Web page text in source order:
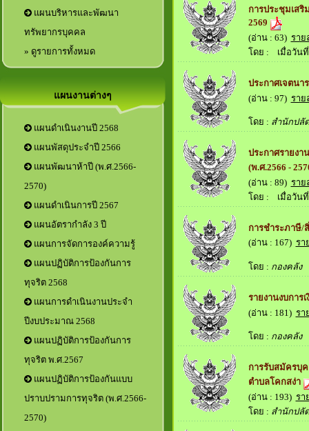
แผนบริหารและพัฒนา
ทรัพยากรบุคคล
» ดูรายการทั้งหมด
แผนงานต่างๆ
แผนดำเนินงานปี 2568
แผนพัสดุประจำปี 2566
แผนพัฒนาห้าปี (พ.ศ.2566-
2570)
แผนดำเนินการปี 2567
แผนอัตรากำลัง 3 ปี
แผนการจัดการองค์ความรู้
แผนปฏิบัติการป้องกันการ
ทุจริต 2568
แผนการดำเนินงานประจำ
ปีงบประมาณ 2568
แผนปฏิบัติการป้องกันการ
ทุจริต พ.ศ.2567
แผนปฏิบัติการป้องกันแบบ
ปราบปรามการทุจริต (พ.ศ.2566-
2570)
การประชุมเสริ
2569
(อ่าน : 63) ราย
โดย :
เมื่อวัน
ประกาศเจตนา
(อ่าน : 97) ราย
โดย : สำนักปลัด
ประกาศรายง
(พ.ศ.2566 -
(อ่าน : 89) ราย
โดย :
เมื่อวัน
การชำระภาษี/
(อ่าน : 167) รา
โดย : กองคลัง
รายงานงบการ
(อ่าน : 181) รา
โดย : กองคลัง
การรับสมัครบุค
ตำบลโคกสง่า
(อ่าน : 193) รา
โดย : สำนักปลัด